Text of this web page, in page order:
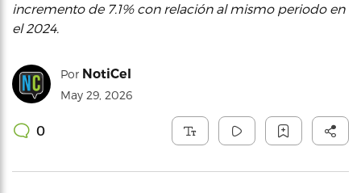
incremento de 7.1% con relación al mismo periodo en
el 2024.
Por NotiCel
May 29, 2026
0